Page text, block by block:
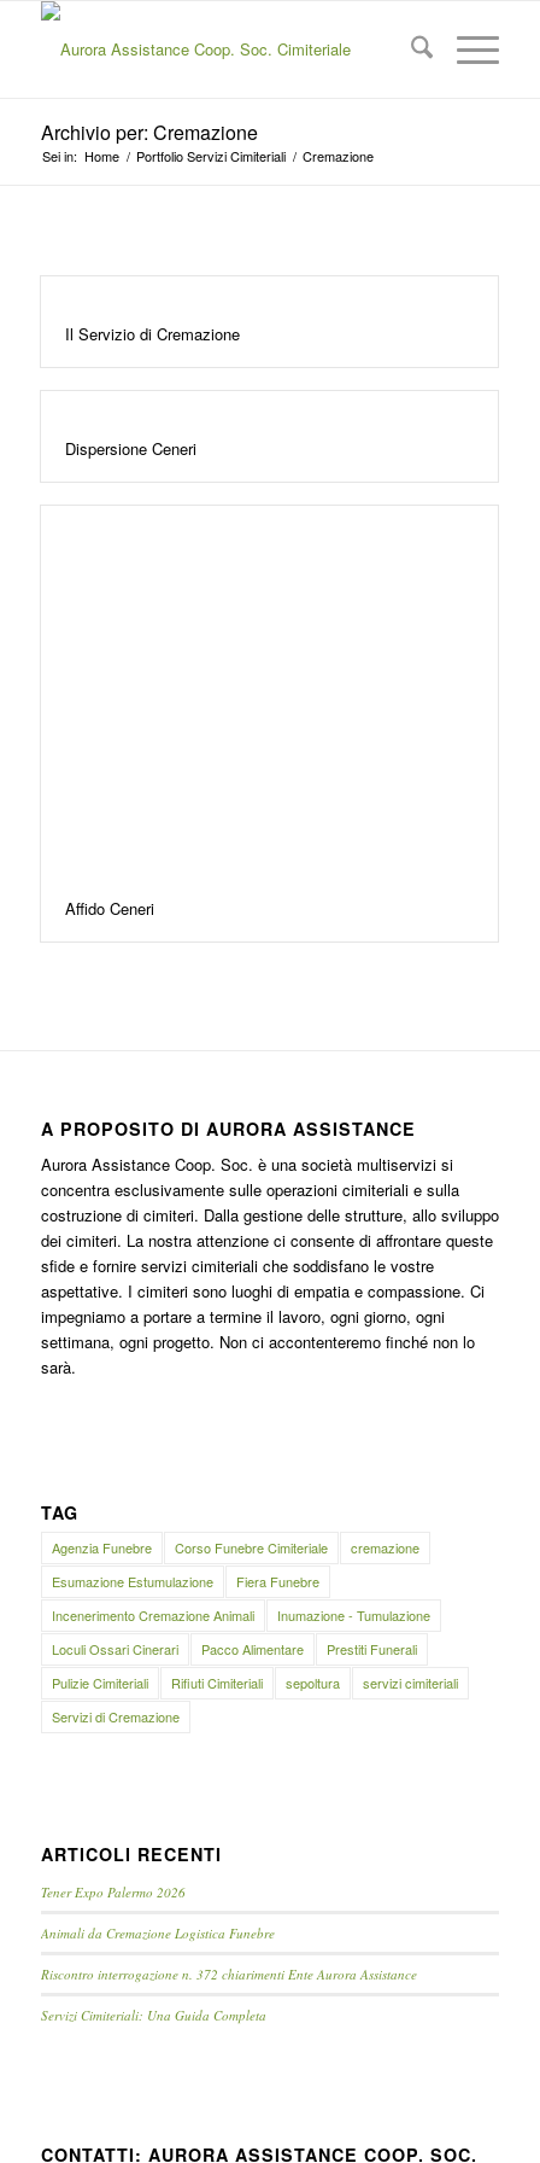
Archivio per: Cremazione
Sei in: Home / Portfolio Servizi Cimiteriali / Cremazione
Il Servizio di Cremazione
Dispersione Ceneri
Affido Ceneri
A PROPOSITO DI AURORA ASSISTANCE
Aurora Assistance Coop. Soc. è una società multiservizi si
concentra esclusivamente sulle operazioni cimiteriali e sulla
costruzione di cimiteri. Dalla gestione delle strutture, allo sviluppo
dei cimiteri. La nostra attenzione ci consente di affrontare queste
sfide e fornire servizi cimiteriali che soddisfano le vostre
aspettative. I cimiteri sono luoghi di empatia e compassione. Ci
impegniamo a portare a termine il lavoro, ogni giorno, ogni
settimana, ogni progetto. Non ci accontenteremo finché non lo
sarà.
TAG
Agenzia Funebre Corso Funebre Cimiteriale
cremazione
Esumazione Estumulazione
Fiera Funebre
Incenerimento Cremazione Animali
Inumazione - Tumulazione
Loculi Ossari Cinerari
Pacco Alimentare
Prestiti Funerali
Pulizie Cimiteriali
Rifiuti Cimiteriali sepoltura
servizi cimiteriali
Servizi di Cremazione
ARTICOLI RECENTI
Tener Expo Palermo 2026
Animali da Cremazione Logistica Funebre
Riscontro interrogazione n. 372 chiarimenti Ente Aurora Assistance
Servizi Cimiteriali: Una Guida Completa
CONTATTI: AURORA ASSISTANCE COOP. SOC.